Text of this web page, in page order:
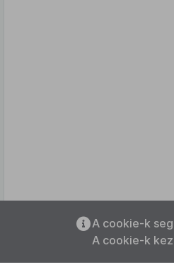
Az oldalmenübe visszatéréshez
ALT + S billentyűket.
A cookie-k
A cookie-k